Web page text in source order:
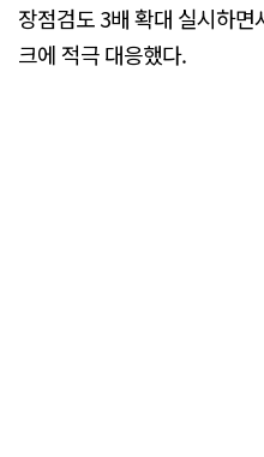
장점검도 3배 확대 실시하
크에 적극 대응했다.